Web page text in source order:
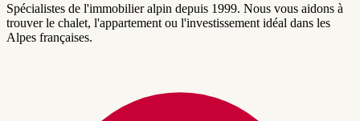
Spécialistes de l'immobilier alpin depuis 1999. Nous vous aidons à
trouver le chalet, l'appartement ou l'investissement idéal dans les
Alpes françaises.